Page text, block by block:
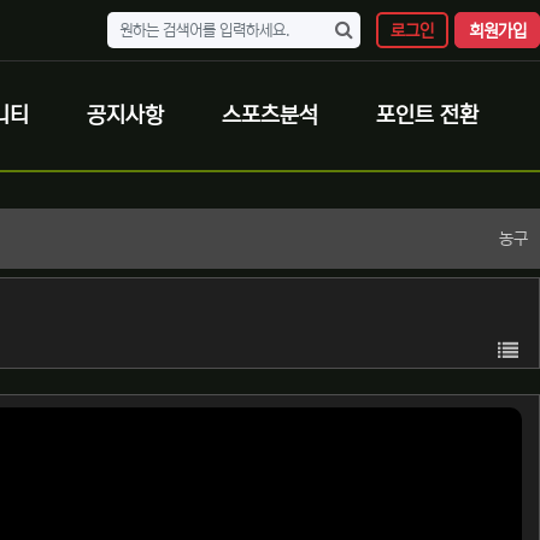
로그인 회원가입
티 공지사항 스포츠분석 포인트 전환
농구
목